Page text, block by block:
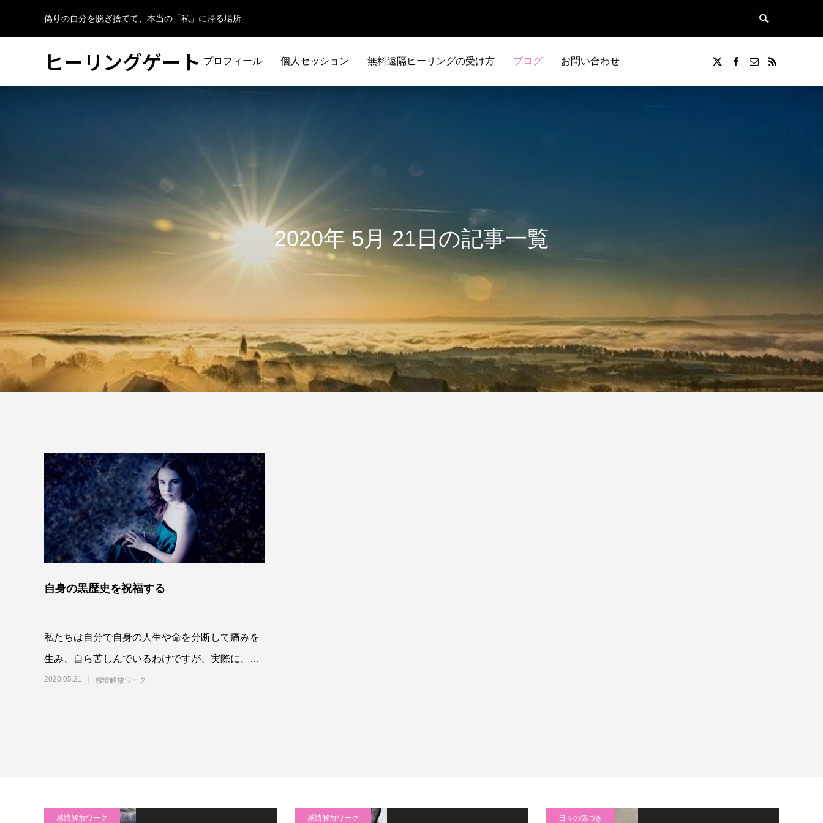
偽りの自分を脱ぎ捨てて、本当の「私」に帰る場所
ヒーリングゲート プロフィール 個人セッション 無料遠隔ヒーリングの受け方 ブログ お問い合わせ
2020年 5月 21日の記事一覧
自身の黒歴史を祝福する
私たちは自分で自身の人生や命を分断して痛みを
生み、自ら苦しんでいるわけですが、実際に、嫌
だって拒絶して切り離したもの、固めてしこりの
2020.05.21 感情解放ワーク
感情解放ワーク 感情解放ワーク 日々の気づき